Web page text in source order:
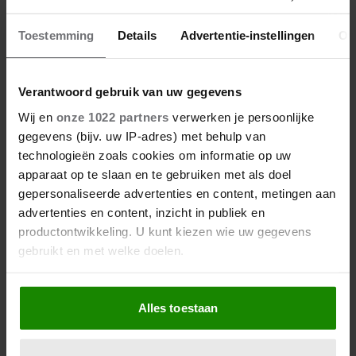
Toestemming Details Advertentie-instellingen
Verantwoord gebruik van uw gegevens
Wij en onze 1022 partners verwerken je persoonlijke
gegevens (bijv. uw IP-adres) met behulp van
technologieën zoals cookies om informatie op uw
apparaat op te slaan en te gebruiken met als doel
gepersonaliseerde advertenties en content, metingen aan
advertenties en content, inzicht in publiek en
productontwikkeling. U kunt kiezen wie uw gegevens
gebruikt en met welke doelen.
Als u het toestaat, willen we ook graag:
Informatie verzamelen over uw geografische locatie,
die tot een paar meter nauwkeurig kan zijn
Alles toestaan
Mini
18-01-2018 17:00
Ik zou er niks over zeggen en de volgende
Aangeven dat je alweer een relatie hebt, met
iemand die bv een functie bekleed als agent, of
militair. De reden dat ik dat zou doen is, dat ik
mensen van wie ik de kriebels krijg niet wil
vertrouwen en zoals je al aangeeft hij weet jou
adres. Je weet nooit als je om een ander
chauffeur vraagt of hij wrok zal koesteren
18-01-2018 21:05